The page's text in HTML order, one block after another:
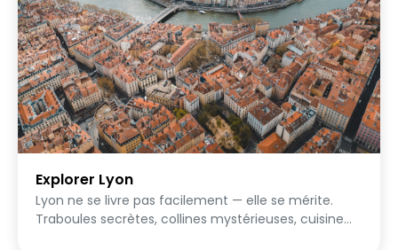
raisonnement et la créativité des propositions.
Explorer Lyon
Lyon ne se livre pas facilement — elle se mérite.
Traboules secrètes, collines mystérieuses, cuisine